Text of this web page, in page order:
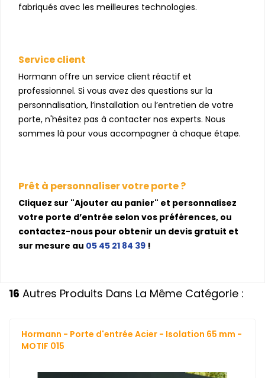
fabriqués avec les meilleures technologies.
Service client
Hormann offre un service client réactif et
professionnel. Si vous avez des questions sur la
personnalisation, l’installation ou l’entretien de votre
porte, n'hésitez pas à contacter nos experts. Nous
sommes là pour vous accompagner à chaque étape.
Prêt à personnaliser votre porte ?
Cliquez sur "Ajouter au panier" et personnalisez
votre porte d’entrée selon vos préférences, ou
contactez-nous pour obtenir un devis gratuit et
sur mesure au 05 45 21 84 39 !
16 Autres Produits Dans La Même Catégorie :
Hormann - Porte d'entrée Acier - Isolation 65 mm -
MOTIF 015